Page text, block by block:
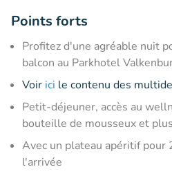
Points forts
Profitez d'une agréable nuit
balcon au Parkhotel
Voir ici le contenu des
Petit-déjeuner, accès au
bouteille de mousseux et
Avec un plateau apéritif pour
l'arrivée